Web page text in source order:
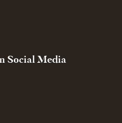
Social Media